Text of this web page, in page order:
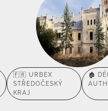
🇫🇷 URBEX
STŘEDOČESKÝ
KRAJ
🏚️